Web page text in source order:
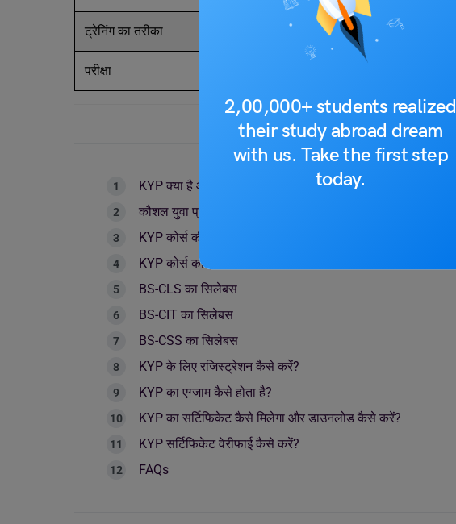
2,00,000+ students realized
their study abroad dream
with us. Take the first step
today.
ट्रेनिंग का तरीका ई-लर्निंग (क्रमबद्ध)
परीक्षा
KYP क्या है और इस के अंतर्गत कौनसे कोर्स आते हैं?
कौशल युवा प्रोग्राम के लिए एलिजिबिलिटी क्राइटेरिया
KYP कोर्स की फीस कितनी है?
KYP कोर्स का सिलेबस और अवधि
BS-CLS का सिलेबस
BS-CIT का सिलेबस
BS-CSS का सिलेबस
KYP के लिए रजिस्ट्रेशन कैसे करें?
KYP का एग्जाम कैसे होता है?
KYP का सर्टिफिकेट कैसे मिलेगा और डाउनलोड कैसे करें?
KYP सर्टिफिकेट वेरीफाई कैसे करें?
FAQs